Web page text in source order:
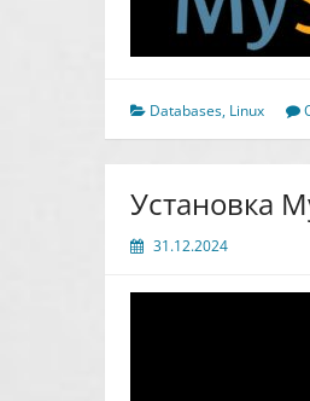
Databases, Linux
Установка
31.12.2024